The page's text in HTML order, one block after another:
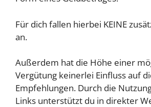
Für dich fallen hierbei KEINE
an.
Außerdem hat die Höhe einer
Vergütung keinerlei Einfluss auf
Empfehlungen. Durch die
Links unterstützt du in direkter